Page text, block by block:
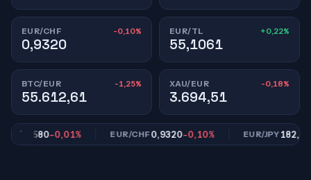
EUR/CHF -0,10%
0,9320
EUR/TL +0,22%
55,1061
BTC/EUR -1,25%
55.612,61
XAU/EUR -0,18%
3.694,51
0,8580-0,01% EUR/CHF0,9320-0,10% EUR/JPY182,17-